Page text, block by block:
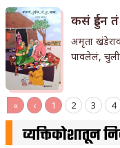
कसं हुईन
अमृता
पावलेलं,
« ‹ 1 2 3 4
व्यक्तिकोशातून